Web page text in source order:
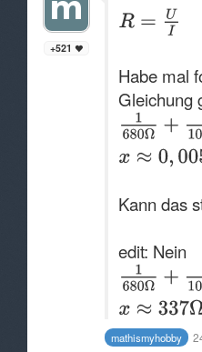
+521
Habe mal
Gleichung
Kann das
edit: Nein
mathismyhobby